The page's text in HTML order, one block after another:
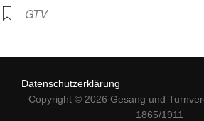
GTV
Datenschutzerklärung
Copyright © 2026 Gesang und
1865/1911